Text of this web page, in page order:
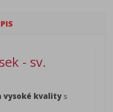
- sv.
vysoké kvalitys